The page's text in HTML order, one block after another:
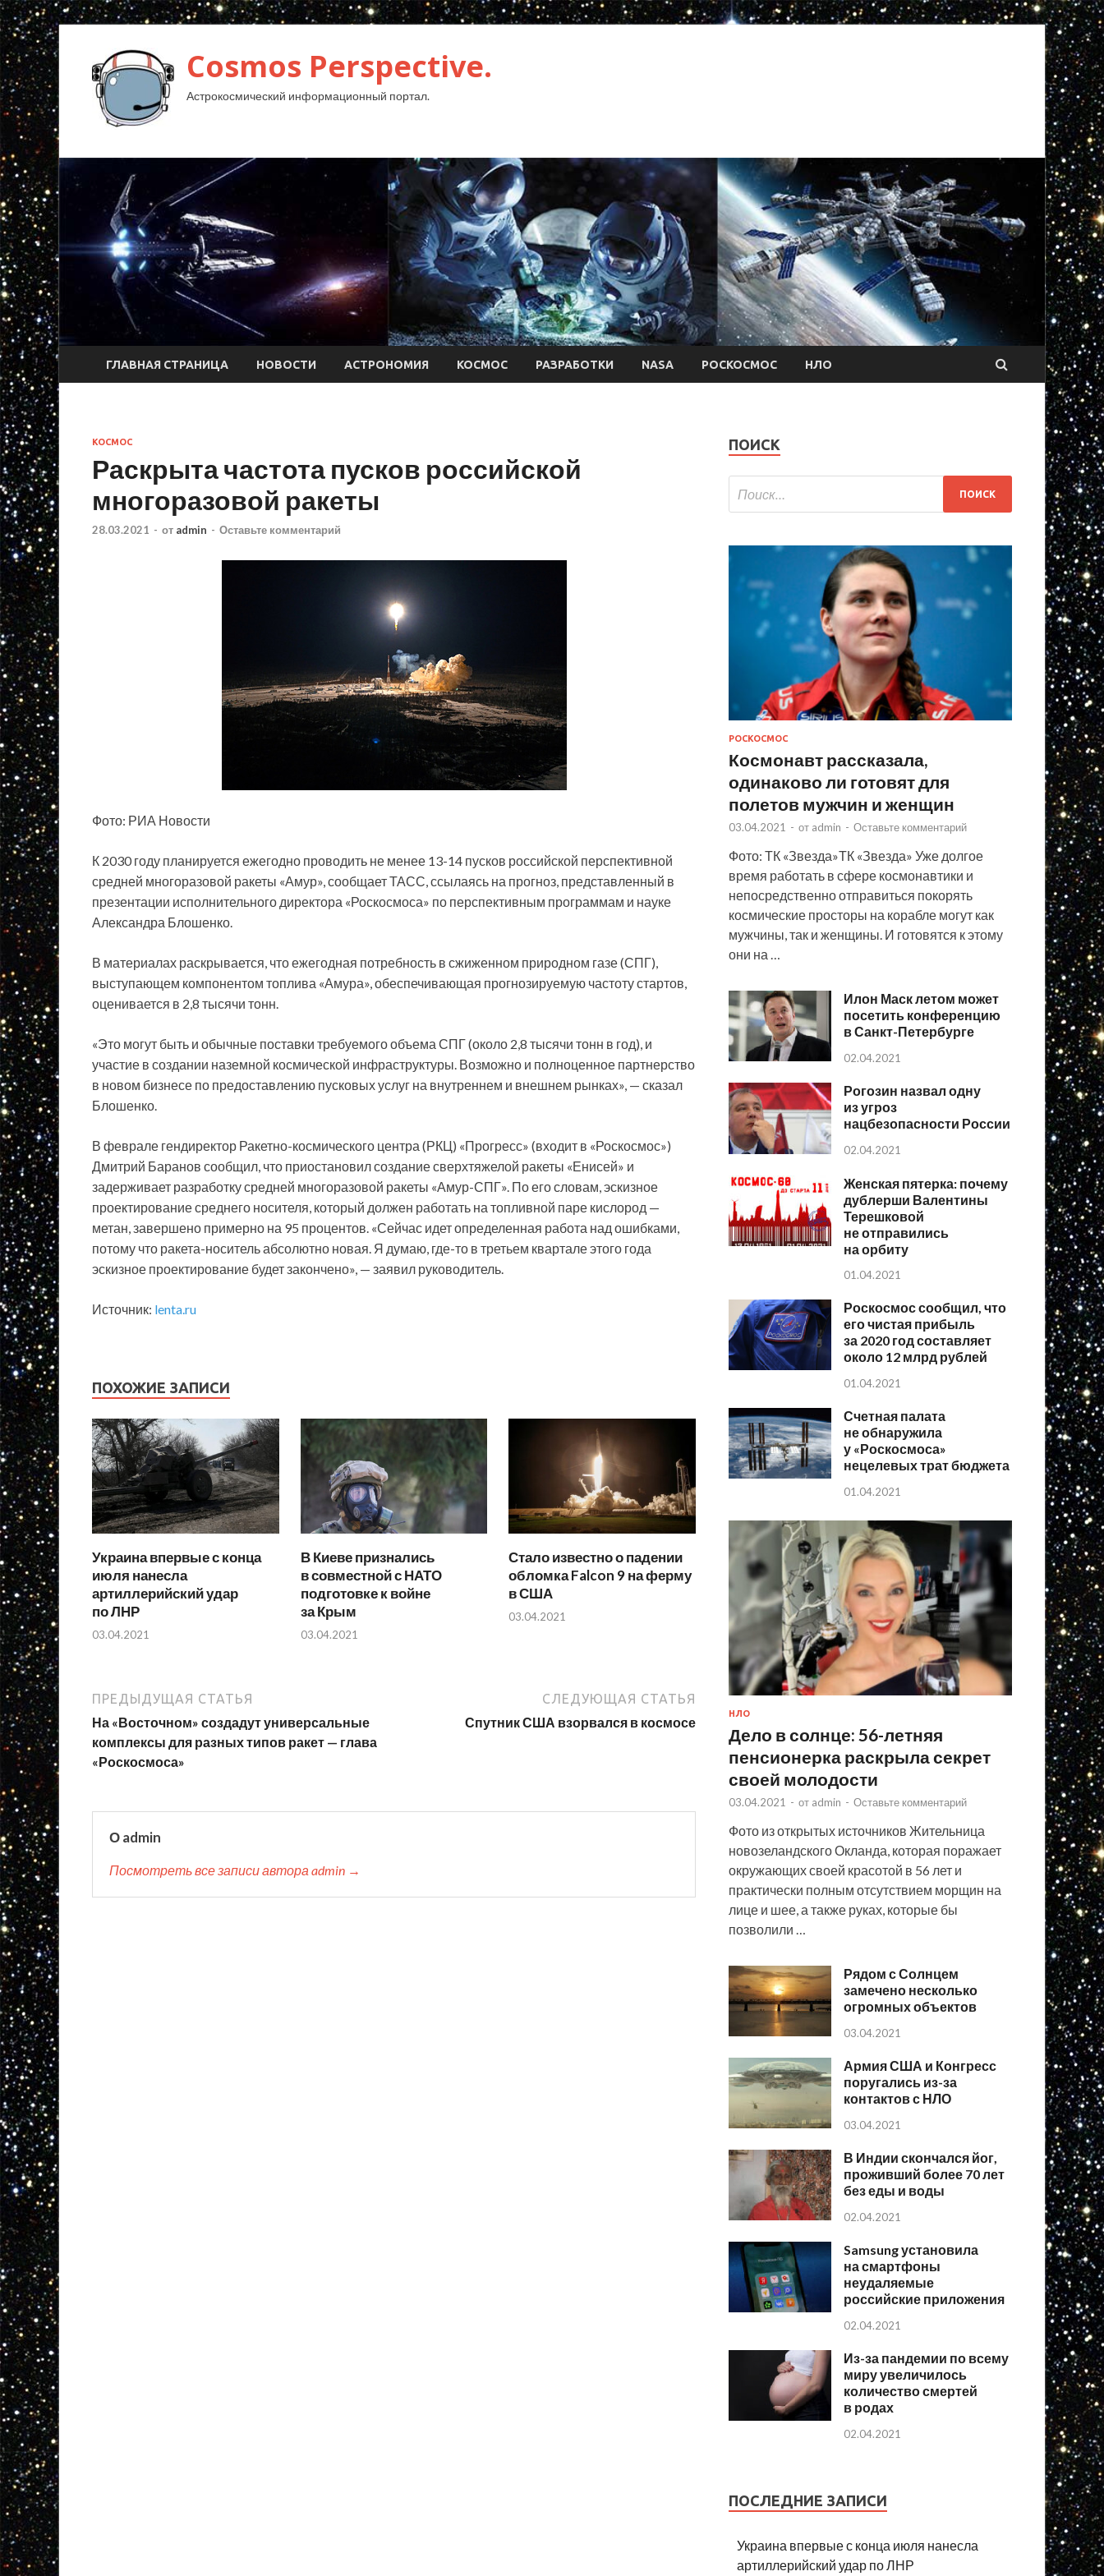
Cosmos Perspective.
Астрокосмический информационный портал.
ГЛАВНАЯ СТРАНИЦА НОВОСТИ АСТРОНОМИЯ КОСМОС РАЗРАБОТКИ NASA РОСКОСМОС НЛО
КОСМОС
Раскрыта частота пусков российской
многоразовой ракеты
28.03.2021 - от admin - Оставьте комментарий
Фото: РИА Новости
К 2030 году планируется ежегодно проводить не менее 13-14 пусков российской перспективной
средней многоразовой ракеты «Амур», сообщает ТАСС, ссылаясь на прогноз, представленный в
презентации исполнительного директора «Роскосмоса» по перспективным программам и науке
Александра Блошенко.
В материалах раскрывается, что ежегодная потребность в сжиженном природном газе (СПГ),
выступающем компонентом топлива «Амура», обеспечивающая прогнозируемую частоту стартов,
оценивается в 2,8 тысячи тонн.
«Это могут быть и обычные поставки требуемого объема СПГ (около 2,8 тысячи тонн в год), и
участие в создании наземной космической инфраструктуры. Возможно и полноценное партнерство
в новом бизнесе по предоставлению пусковых услуг на внутреннем и внешнем рынках», — сказал
Блошенко.
В феврале гендиректор Ракетно-космического центра (РКЦ) «Прогресс» (входит в «Роскосмос»)
Дмитрий Баранов сообщил, что приостановил создание сверхтяжелой ракеты «Енисей» и
задерживает разработку средней многоразовой ракеты «Амур-СПГ». По его словам, эскизное
проектирование среднего носителя, который должен работать на топливной паре кислород —
метан, завершено примерно на 95 процентов. «Сейчас идет определенная работа над ошибками,
потому что ракета-носитель абсолютно новая. Я думаю, где-то в третьем квартале этого года
эскизное проектирование будет закончено», — заявил руководитель.
Источник: lenta.ru
ПОХОЖИЕ ЗАПИСИ
Украина впервые с конца
июля нанесла
артиллерийский удар
по ЛНР
03.04.2021
В Киеве признались
в совместной с НАТО
подготовке к войне
за Крым
03.04.2021
Стало известно о падении
обломка Falcon 9 на ферму
в США
03.04.2021
ПРЕДЫДУЩАЯ СТАТЬЯ
На «Восточном» создадут универсальные
комплексы для разных типов ракет — глава
«Роскосмоса»
СЛЕДУЮЩАЯ СТАТЬЯ
Спутник США взорвался в космосе
О admin
Посмотреть все записи автора admin →
ПОИСК
РОСКОСМОС
Космонавт рассказала,
одинаково ли готовят для
полетов мужчин и женщин
03.04.2021 - от admin - Оставьте комментарий
Фото: ТК «Звезда»ТК «Звезда» Уже долгое
время работать в сфере космонавтики и
непосредственно отправиться покорять
космические просторы на корабле могут как
мужчины, так и женщины. И готовятся к этому
они на …
Илон Маск летом может
посетить конференцию
в Санкт-Петербурге
02.04.2021
Рогозин назвал одну
из угроз
нацбезопасности России
02.04.2021
Женская пятерка: почему
дублерши Валентины
Терешковой
не отправились
на орбиту
01.04.2021
Роскосмос сообщил, что
его чистая прибыль
за 2020 год составляет
около 12 млрд рублей
01.04.2021
Счетная палата
не обнаружила
у «Роскосмоса»
нецелевых трат бюджета
01.04.2021
НЛО
Дело в солнце: 56-летняя
пенсионерка раскрыла секрет
своей молодости
03.04.2021 - от admin - Оставьте комментарий
Фото из открытых источников Жительница
новозеландского Окланда, которая поражает
окружающих своей красотой в 56 лет и
практически полным отсутствием морщин на
лице и шее, а также руках, которые бы
позволили …
Рядом с Солнцем
замечено несколько
огромных объектов
03.04.2021
Армия США и Конгресс
поругались из-за
контактов с НЛО
03.04.2021
В Индии скончался йог,
проживший более 70 лет
без еды и воды
02.04.2021
Samsung установила
на смартфоны
неудаляемые
российские приложения
02.04.2021
Из-за пандемии по всему
миру увеличилось
количество смертей
в родах
02.04.2021
ПОСЛЕДНИЕ ЗАПИСИ
Украина впервые с конца июля нанесла
артиллерийский удар по ЛНР